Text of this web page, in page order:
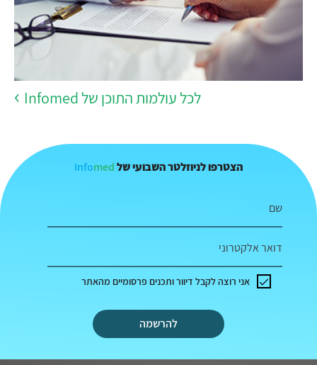
לכל עולמות התוכן של Infomed
הצטרפו לניוזלטר השבועי של Infomed
שם
דואר אלקטרוני
להרשמה
אני רוצה לקבל דיוור ותכנים פרסומיים מהאתר